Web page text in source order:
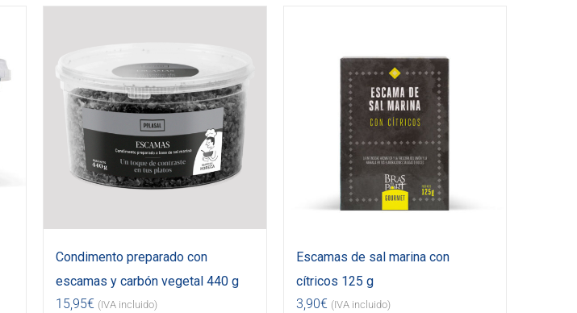
Condimento preparado con
escamas y carbón vegetal 440 g
15,95€ (IVA incluido)
Escamas de sal marina con
cítricos 125 g
3,90€ (IVA incluido)